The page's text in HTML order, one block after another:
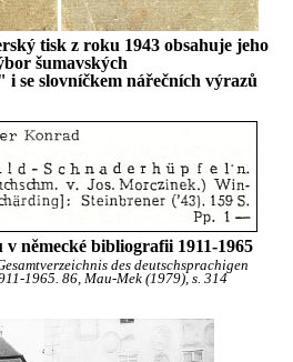
tisk z roku 1943 obsahuje jeho
šumavských
se slovníčkem nářečních výrazů
německé bibliografii 1911-1965
des deutschsprachigen
1965. 86, Mau-Mek (1979), s. 314